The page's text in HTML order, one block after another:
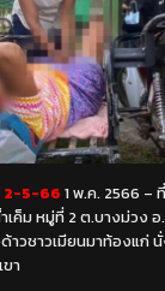
2-5-66 1 พ.ค. 2566 –
ค็ม หมู่ที่ 2 ต.บางม่วง อ
าวชาวเมียนมาท้องแก่
ขา